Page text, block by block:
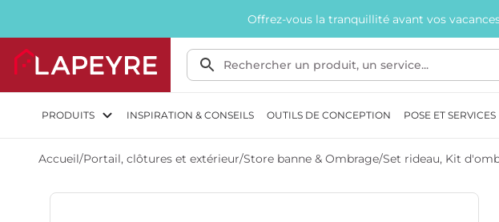
Offrez-vous la tranquillité avant vos
PRODUITS INSPIRATION & CONSEILS OUTILS DE CONCEPTION POSE ET SERVICES
Accueil/Portail, clôtures et extérieur/Store banne & Ombrage/Set rideau, Kit